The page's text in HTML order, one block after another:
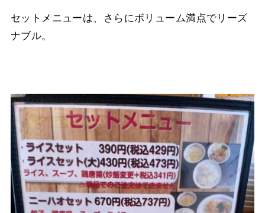
セットメニューは、さらにボリューム満点でリーズ
ナブル。